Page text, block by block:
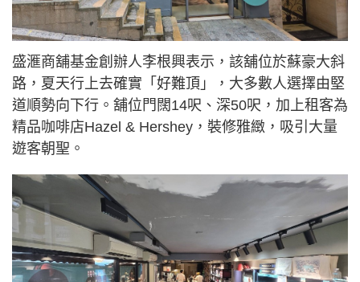
盛滙商舖基金創辦人李根興表示，該舖位於蘇豪大斜
路，夏天行上去確實「好難頂」，大多數人選擇由堅
道順勢向下行。舖位門闊14呎、深50呎，加上租客為
精品咖啡店Hazel & Hershey，裝修雅緻，吸引大量
遊客朝聖。